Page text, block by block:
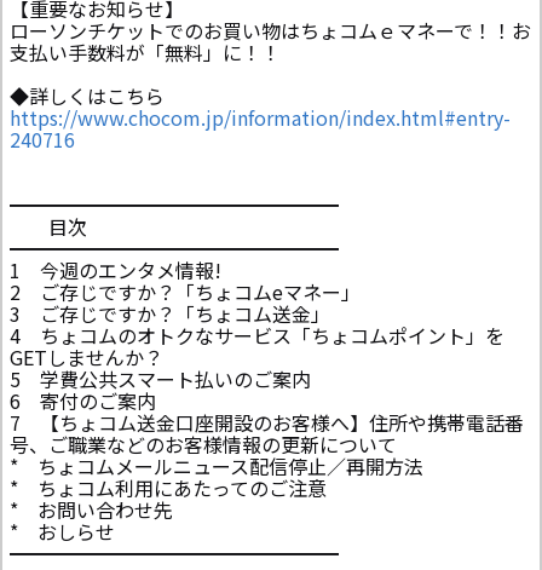
【重要なお知らせ】
ローソンチケットでのお買い物はちょコムｅマネーで！！お
支払い手数料が「無料」に！！
◆詳しくはこちら
https://www.chocom.jp/information/index.html#entry-
240716
━━━━━━━━━━━━━━━━━
目次
━━━━━━━━━━━━━━━━━
1 今週のエンタメ情報!
2 ご存じですか？「ちょコムeマネー」
3 ご存じですか？「ちょコム送金」
4 ちょコムのオトクなサービス「ちょコムポイント」を
GETしませんか？
5 学費公共スマート払いのご案内
6 寄付のご案内
7 【ちょコム送金口座開設のお客様へ】住所や携帯電話番
号、ご職業などのお客様情報の更新について
* ちょコムメールニュース配信停止／再開方法
* ちょコム利用にあたってのご注意
* お問い合わせ先
* おしらせ
━━━━━━━━━━━━━━━━━